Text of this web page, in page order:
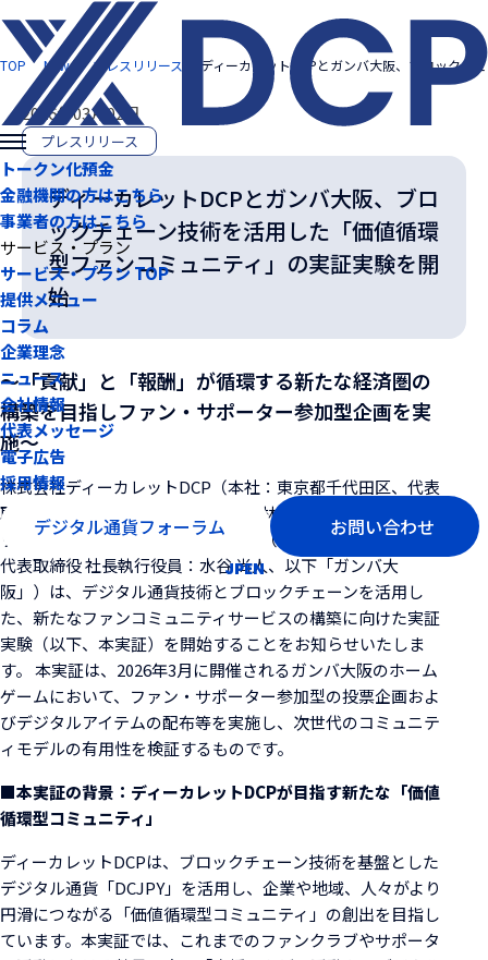
トークン化預金
金融機関の方はこちら
事業者の方はこちら
サービス・プラン
サービス・プラン TOP
提供メニュー
コラム
企業理念
ニュース
会社情報
代表メッセージ
電子広告
採用情報
デジタル通貨フォーラム お問い合わせ
JPEN
TOP News プレスリリース ディーカレットDCPとガンバ大阪、ブロックチ
2026年03月02日
プレスリリース
ディーカレットDCPとガンバ大阪、ブロ
ックチェーン技術を活用した「価値循環
型ファンコミュニティ」の実証実験を開
始
～「貢献」と「報酬」が循環する新たな経済圏の
構築を目指しファン・サポーター参加型企画を実
施～
株式会社ディーカレットDCP（本社：東京都千代田区、代表
取締役会長兼社長執行役員CEO：村林 聡、以下「ディーカレ
ットDCP」）と株式会社ガンバ大阪（本社：大阪府吹田市、
代表取締役 社長執行役員：水谷 尚人、以下「ガンバ大
阪」）は、デジタル通貨技術とブロックチェーンを活用し
た、新たなファンコミュニティサービスの構築に向けた実証
実験（以下、本実証）を開始することをお知らせいたしま
す。 本実証は、2026年3月に開催されるガンバ大阪のホーム
ゲームにおいて、ファン・サポーター参加型の投票企画およ
びデジタルアイテムの配布等を実施し、次世代のコミュニテ
ィモデルの有用性を検証するものです。
■本実証の背景：ディーカレットDCPが目指す新たな「価値
循環型コミュニティ」
ディーカレットDCPは、ブロックチェーン技術を基盤とした
デジタル通貨「DCJPY」を活用し、企業や地域、人々がより
円滑につながる「価値循環型コミュニティ」の創出を目指し
ています。本実証では、これまでのファンクラブやサポータ